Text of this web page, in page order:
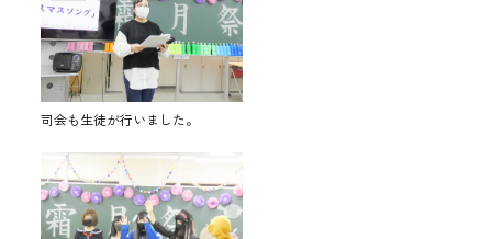
司会も生徒が行いました。